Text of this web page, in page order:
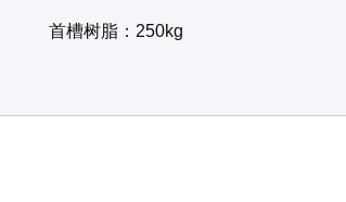
首槽树脂：250kg